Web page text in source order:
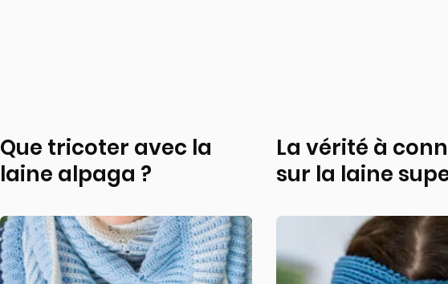
Que tricoter avec la
laine alpaga ?
La vérité à
sur la laine